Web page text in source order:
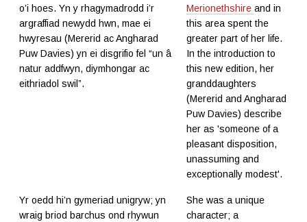
o’i hoes. Yn y rhagymadrodd i’r
argraffiad newydd hwn, mae ei
hwyresau (Mererid ac Angharad
Puw Davies) yn ei disgrifio fel “un â
natur addfwyn, diymhongar ac
eithriadol swil”.
Merionethshire and in
this area spent the
greater part of her life.
In the introduction to
this new edition, her
granddaughters
(Mererid and Angharad
Puw Davies) describe
her as 'someone of a
pleasant disposition,
unassuming and
exceptionally modest'.
Yr oedd hi’n gymeriad unigryw; yn
wraig briod barchus ond rhywun
She was a unique
character; a